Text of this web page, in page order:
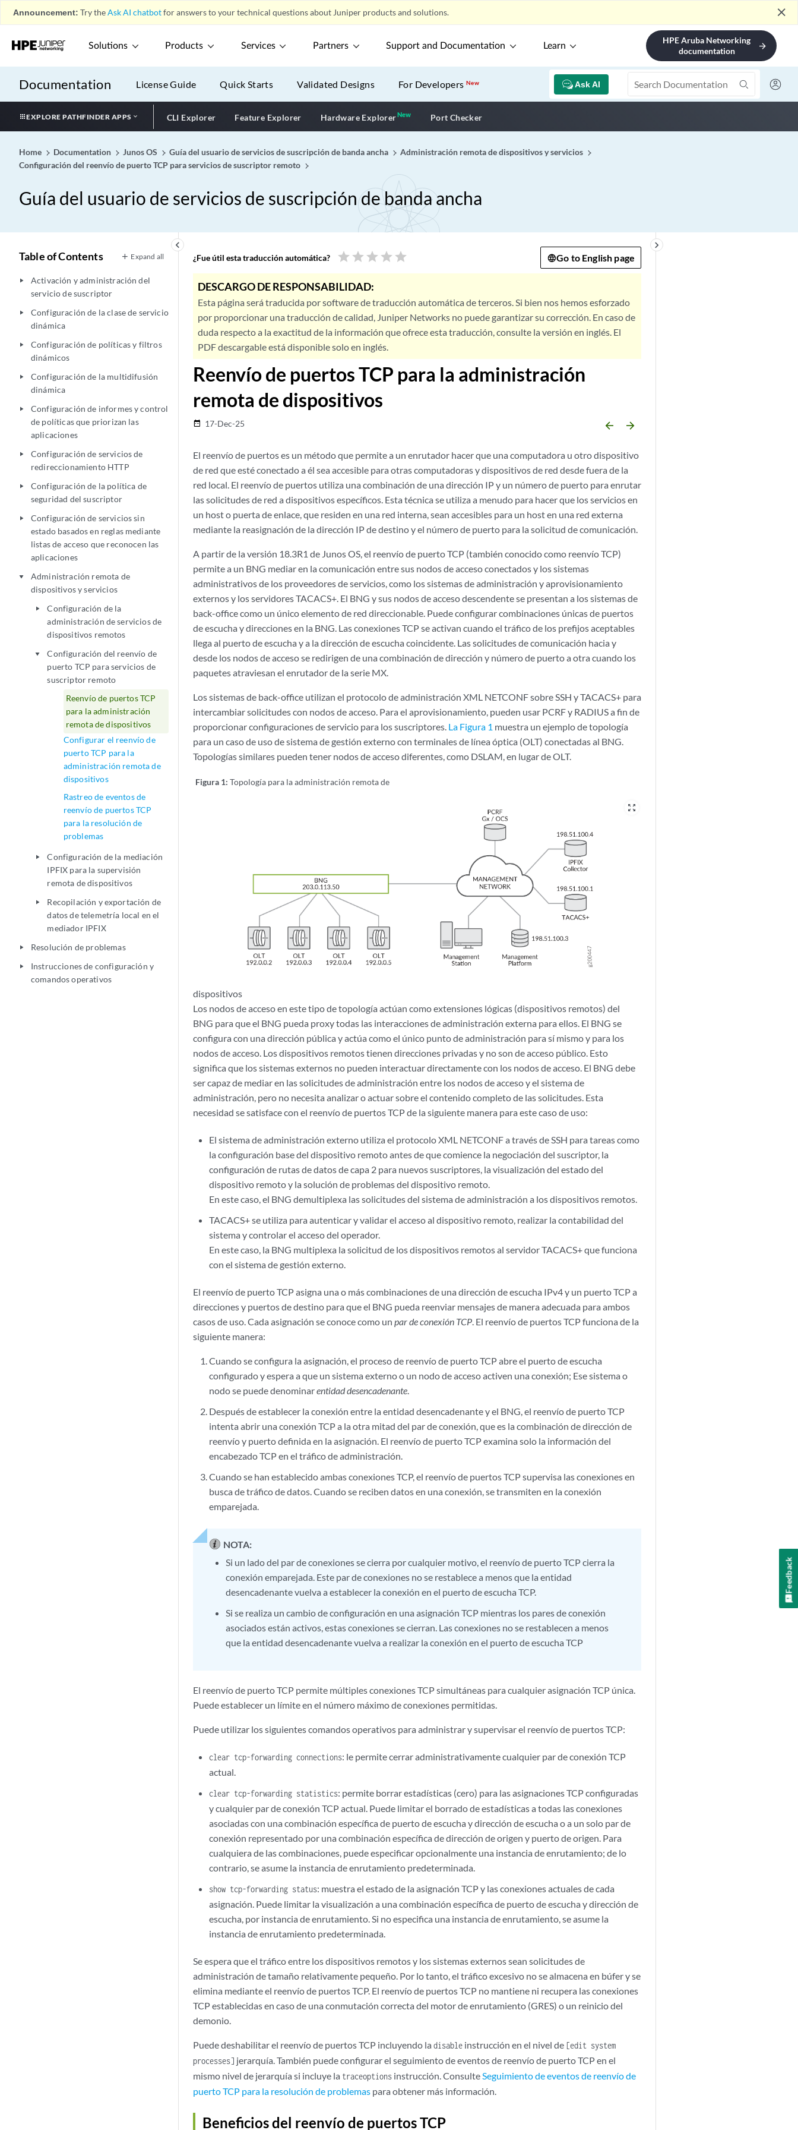
Announcement: Try theAsk AI chatbotfor answers to your technical questions about Juniper products and solutions. close
Solutions Products Services Partners Support and Documentation Learn
HPE Aruba Networking
documentation
arrow_forward
Documentation Ask AI
License Guide Quick Starts Validated Designs For DevelopersNew
EXPLORE PATHFINDER APPS CLI Explorer Feature Explorer Hardware ExplorerNewNew application
Port Checker
Home Documentation Junos OS Guía del usuario de servicios de suscripción de banda ancha
Administración remota de dispositivos y servicios
Configuración del reenvío de puerto TCP para servicios de suscriptor remoto
Guía del usuario de servicios de suscripción de banda ancha
keyboard_arrow_left
Table of Contents Expand all
play_arrow
Activación y administración del
servicio de suscriptor
play_arrow
Configuración de la clase de servicio
dinámica
play_arrow
Configuración de políticas y filtros
dinámicos
play_arrow
Configuración de la multidifusión
dinámica
play_arrow
Configuración de informes y control
de políticas que priorizan las
aplicaciones
play_arrow
Configuración de servicios de
redireccionamiento HTTP
play_arrow
Configuración de la política de
seguridad del suscriptor
play_arrow
Configuración de servicios sin
estado basados en reglas mediante
listas de acceso que reconocen las
aplicaciones
play_arrow
Administración remota de
dispositivos y servicios
play_arrow
Configuración de la
administración de servicios de
dispositivos remotos
play_arrow
Configuración del reenvío de
puerto TCP para servicios de
suscriptor remoto
Reenvío de puertos TCP
para la administración
remota de dispositivos
Configurar el reenvío de
puerto TCP para la
administración remota de
dispositivos
Rastreo de eventos de
reenvío de puertos TCP
para la resolución de
problemas
play_arrow
Configuración de la mediación
IPFIX para la supervisión
remota de dispositivos
play_arrow
Recopilación y exportación de
datos de telemetría local en el
mediador IPFIX
play_arrow Resolución de problemas
play_arrow
Instrucciones de configuración y
comandos operativos
keyboard_arrow_right
¿Fue útil esta traducción automática? star star star star star Go to English page
DESCARGO DE RESPONSABILIDAD:
Esta página será traducida por software de traducción automática de terceros. Si bien nos hemos esforzado
por proporcionar una traducción de calidad, Juniper Networks no puede garantizar su corrección. En caso de
duda respecto a la exactitud de la información que ofrece esta traducción, consulte la versión en inglés. El
PDF descargable está disponible solo en inglés.
Reenvío de puertos TCP para la administración
remota de dispositivos
date_range 17-Dec-25 arrow_backward arrow_forward
El reenvío de puertos es un método que permite a un enrutador hacer que una computadora u otro dispositivo
de red que esté conectado a él sea accesible para otras computadoras y dispositivos de red desde fuera de la
red local. El reenvío de puertos utiliza una combinación de una dirección IP y un número de puerto para enrutar
las solicitudes de red a dispositivos específicos. Esta técnica se utiliza a menudo para hacer que los servicios en
un host o puerta de enlace, que residen en una red interna, sean accesibles para un host en una red externa
mediante la reasignación de la dirección IP de destino y el número de puerto para la solicitud de comunicación.
A partir de la versión 18.3R1 de Junos OS, el reenvío de puerto TCP (también conocido como reenvío TCP)
permite a un BNG mediar en la comunicación entre sus nodos de acceso conectados y los sistemas
administrativos de los proveedores de servicios, como los sistemas de administración y aprovisionamiento
externos y los servidores TACACS+. El BNG y sus nodos de acceso descendente se presentan a los sistemas de
back-office como un único elemento de red direccionable. Puede configurar combinaciones únicas de puertos
de escucha y direcciones en la BNG. Las conexiones TCP se activan cuando el tráfico de los prefijos aceptables
llega al puerto de escucha y a la dirección de escucha coincidente. Las solicitudes de comunicación hacia y
desde los nodos de acceso se redirigen de una combinación de dirección y número de puerto a otra cuando los
paquetes atraviesan el enrutador de la serie MX.
Los sistemas de back-office utilizan el protocolo de administración XML NETCONF sobre SSH y TACACS+ para
intercambiar solicitudes con nodos de acceso. Para el aprovisionamiento, pueden usar PCRF y RADIUS a fin de
proporcionar configuraciones de servicio para los suscriptores. La Figura 1 muestra un ejemplo de topología
para un caso de uso de sistema de gestión externo con terminales de línea óptica (OLT) conectadas al BNG.
Topologías similares pueden tener nodos de acceso diferentes, como DSLAM, en lugar de OLT.
Figura 1: Topología para la administración remota de
zoom_out_map
dispositivos
Los nodos de acceso en este tipo de topología actúan como extensiones lógicas (dispositivos remotos) del
BNG para que el BNG pueda proxy todas las interacciones de administración externa para ellos. El BNG se
configura con una dirección pública y actúa como el único punto de administración para sí mismo y para los
nodos de acceso. Los dispositivos remotos tienen direcciones privadas y no son de acceso público. Esto
significa que los sistemas externos no pueden interactuar directamente con los nodos de acceso. El BNG debe
ser capaz de mediar en las solicitudes de administración entre los nodos de acceso y el sistema de
administración, pero no necesita analizar o actuar sobre el contenido completo de las solicitudes. Esta
necesidad se satisface con el reenvío de puertos TCP de la siguiente manera para este caso de uso:
El sistema de administración externo utiliza el protocolo XML NETCONF a través de SSH para tareas como
la configuración base del dispositivo remoto antes de que comience la negociación del suscriptor, la
configuración de rutas de datos de capa 2 para nuevos suscriptores, la visualización del estado del
dispositivo remoto y la solución de problemas del dispositivo remoto.
En este caso, el BNG demultiplexa las solicitudes del sistema de administración a los dispositivos remotos.
TACACS+ se utiliza para autenticar y validar el acceso al dispositivo remoto, realizar la contabilidad del
sistema y controlar el acceso del operador.
En este caso, la BNG multiplexa la solicitud de los dispositivos remotos al servidor TACACS+ que funciona
con el sistema de gestión externo.
El reenvío de puerto TCP asigna una o más combinaciones de una dirección de escucha IPv4 y un puerto TCP a
direcciones y puertos de destino para que el BNG pueda reenviar mensajes de manera adecuada para ambos
casos de uso. Cada asignación se conoce como un par de conexión TCP . El reenvío de puertos TCP funciona de la
siguiente manera:
Cuando se configura la asignación, el proceso de reenvío de puerto TCP abre el puerto de escucha
configurado y espera a que un sistema externo o un nodo de acceso activen una conexión; Ese sistema o
nodo se puede denominarentidad desencadenante
Después de establecer la conexión entre la entidad desencadenante y el BNG, el reenvío de puerto TCP
intenta abrir una conexión TCP a la otra mitad del par de conexión, que es la combinación de dirección de
reenvío y puerto definida en la asignación. El reenvío de puerto TCP examina solo la información del
encabezado TCP en el tráfico de administración.
Cuando se han establecido ambas conexiones TCP, el reenvío de puertos TCP supervisa las conexiones en
busca de tráfico de datos. Cuando se reciben datos en una conexión, se transmiten en la conexión
emparejada.
NOTA:
Si un lado del par de conexiones se cierra por cualquier motivo, el reenvío de puerto TCP cierra la
conexión emparejada. Este par de conexiones no se restablece a menos que la entidad
desencadenante vuelva a establecer la conexión en el puerto de escucha TCP.
Si se realiza un cambio de configuración en una asignación TCP mientras los pares de conexión
asociados están activos, estas conexiones se cierran. Las conexiones no se restablecen a menos
que la entidad desencadenante vuelva a realizar la conexión en el puerto de escucha TCP
El reenvío de puerto TCP permite múltiples conexiones TCP simultáneas para cualquier asignación TCP única.
Puede establecer un límite en el número máximo de conexiones permitidas.
Puede utilizar los siguientes comandos operativos para administrar y supervisar el reenvío de puertos TCP:
clear tcp-forwarding connections: le permite cerrar administrativamente cualquier par de conexión TCP
actual.
clear tcp-forwarding statistics: permite borrar estadísticas (cero) para las asignaciones TCP configuradas
y cualquier par de conexión TCP actual. Puede limitar el borrado de estadísticas a todas las conexiones
asociadas con una combinación específica de puerto de escucha y dirección de escucha o a un solo par de
conexión representado por una combinación específica de dirección de origen y puerto de origen. Para
cualquiera de las combinaciones, puede especificar opcionalmente una instancia de enrutamiento; de lo
contrario, se asume la instancia de enrutamiento predeterminada.
show tcp-forwarding status: muestra el estado de la asignación TCP y las conexiones actuales de cada
asignación. Puede limitar la visualización a una combinación específica de puerto de escucha y dirección de
escucha, por instancia de enrutamiento. Si no especifica una instancia de enrutamiento, se asume la
instancia de enrutamiento predeterminada.
Se espera que el tráfico entre los dispositivos remotos y los sistemas externos sean solicitudes de
administración de tamaño relativamente pequeño. Por lo tanto, el tráfico excesivo no se almacena en búfer y se
elimina mediante el reenvío de puertos TCP. El reenvío de puertos TCP no mantiene ni recupera las conexiones
TCP establecidas en caso de una conmutación correcta del motor de enrutamiento (GRES) o un reinicio del
demonio.
Puede deshabilitar el reenvío de puertos TCP incluyendo la disable instrucción en el nivel de [edit system
processes] jerarquía. También puede configurar el seguimiento de eventos de reenvío de puerto TCP en el
mismo nivel de jerarquía si incluye la traceoptions instrucción. Consulte Seguimiento de eventos de reenvío de
puerto TCP para la resolución de problemas para obtener más información.
Beneficios del reenvío de puertos TCP
Feedback